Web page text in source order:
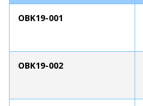
OBK19-001
OBK19-002